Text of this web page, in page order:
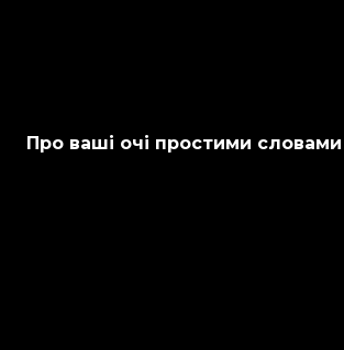
Про ваші очі простими словами